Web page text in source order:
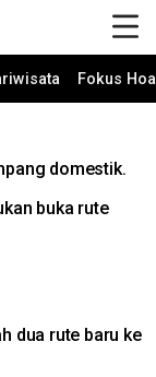
Fokus
domestik.
buka rute
dua rute baru ke